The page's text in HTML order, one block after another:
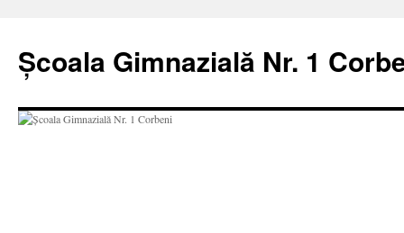
Școala Gimnazială Nr. 1